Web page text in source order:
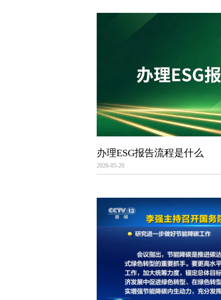
市光明慈善基金会授予的“爱心企业”
办理ESG报告流程是什么
2026-05-20